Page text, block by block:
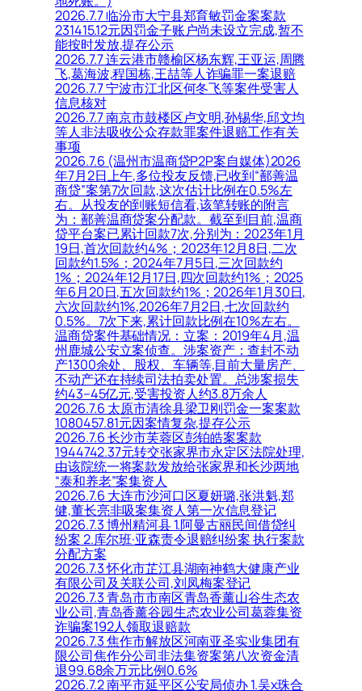
2026.7.7 临汾市大宁县郑育敏罚金案案款
231415.12元因罚金子账户尚未设立完成,暂不
能按时发放,提存公示
2026.7.7 连云港市赣榆区杨东辉,王亚运,周腾
飞,葛海波,程国栋,王喆等人诈骗罪一案退赔
2026.7.7 宁波市江北区何冬飞等案件受害人
信息核对
2026.7.7 南京市鼓楼区卢文明,孙锡华,邱文均
等人非法吸收公众存款罪案件退赔工作有关
事项
2026.7.6 (温州市温商贷P2P案自媒体)2026
年7月2日上午,多位投友反馈,已收到“鄯善温
商贷”案第7次回款,这次估计比例在0.5%左
右。从投友的到账短信看,该笔转账的附言
为：鄯善温商贷案分配款。截至到目前,温商
贷平台案已累计回款7次,分别为：2023年1月
19日,首次回款约4%；2023年12月8日,二次
回款约1.5%；2024年7月5日,三次回款约
1%；2024年12月17日,四次回款约1%；2025
年6月20日,五次回款约1%；2026年1月30日,
六次回款约1%,2026年7月2日,七次回款约
0.5%。7次下来,累计回款比例在10%左右。
温商贷案件基础情况：立案：2019年4月,温
州鹿城公安立案侦查。涉案资产：查封不动
产1300余处、股权、车辆等,目前大量房产、
不动产还在持续司法拍卖处置。总涉案损失
约43–45亿元,受害投资人约3.8万余人
2026.7.6 太原市清徐县梁卫刚罚金一案案款
1080457.81元因案情复杂,提存公示
2026.7.6 长沙市芙蓉区彭铂皓案案款
1944742.37元转交张家界市永定区法院处理,
由该院统一将案款发放给张家界和长沙两地
“泰和养老”案集资人
2026.7.6 大连市沙河口区夏妍璐,张洪魁,郑
健,董长亮非吸案集资人第一次信息登记
2026.7.3 博州精河县 1.阿曼古丽民间借贷纠
纷案 2.库尔班·亚森责令退赔纠纷案 执行案款
分配方案
2026.7.3 怀化市芷江县湖南神鹤大健康产业
有限公司及关联公司,刘凤梅案登记
2026.7.3 青岛市市南区青岛香薰山谷生态农
业公司,青岛香薰谷园生态农业公司葛蓉集资
诈骗案192人领取退赔款
2026.7.3 焦作市解放区河南亚圣实业集团有
限公司焦作分公司非法集资案第八次资金清
退99.68余万元比例0.6%
2026.7.2 南平市延平区公安局侦办 1.吴x珠合